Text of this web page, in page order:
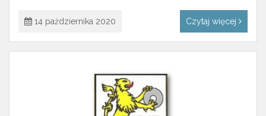
14 października 2020 Czytaj więcej